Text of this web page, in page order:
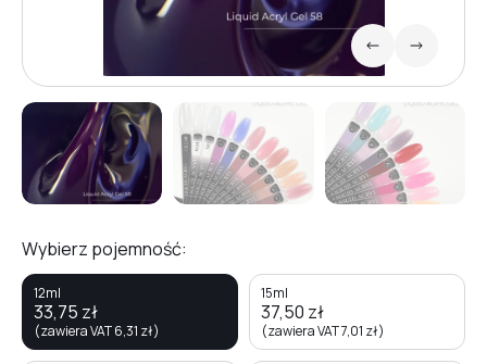
Wybierz pojemność:
12ml
33,75 zł
(zawiera VAT6,31 zł)
15ml
37,50 zł
(zawiera VAT7,01 zł)